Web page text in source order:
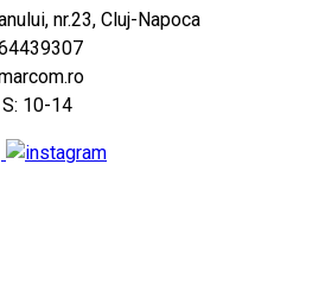
nr.23, Cluj-Napoca
10-14